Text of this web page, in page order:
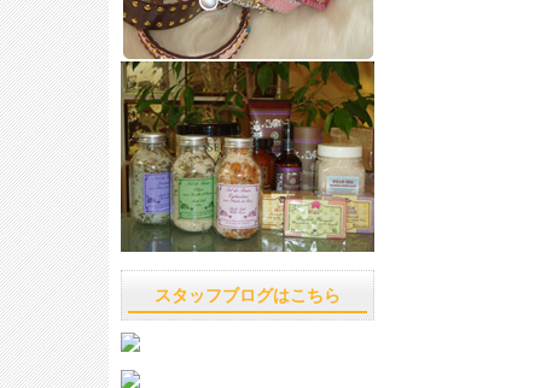
スタッフブログはこちら